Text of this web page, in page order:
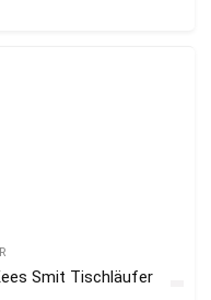
Smit Tischläufer